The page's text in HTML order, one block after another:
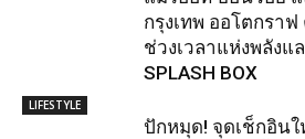
กรุงเทพ ออโตกรา
ช่วงเวลาแห่งพลังแ
SPLASH BOX
LIFESTYLE
ปักหมุด! จุดเช็กอิน